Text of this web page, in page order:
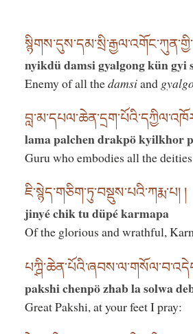
nyikdü damsi gyalgong kün gyi
Enemy of all thedamsiand
lama palchen drakpö kyilkhor
Guru who embodies all the
ཇི་སྙེད་གཅིག་ཏུ་བསྡུས་པའི་ཀརྨ་པ། །
jinyé chik tu düpé karmapa
Of the glorious and wrathful,
pakshi chenpö zhab la solwa
Great Pakshi, at your feet I pray: